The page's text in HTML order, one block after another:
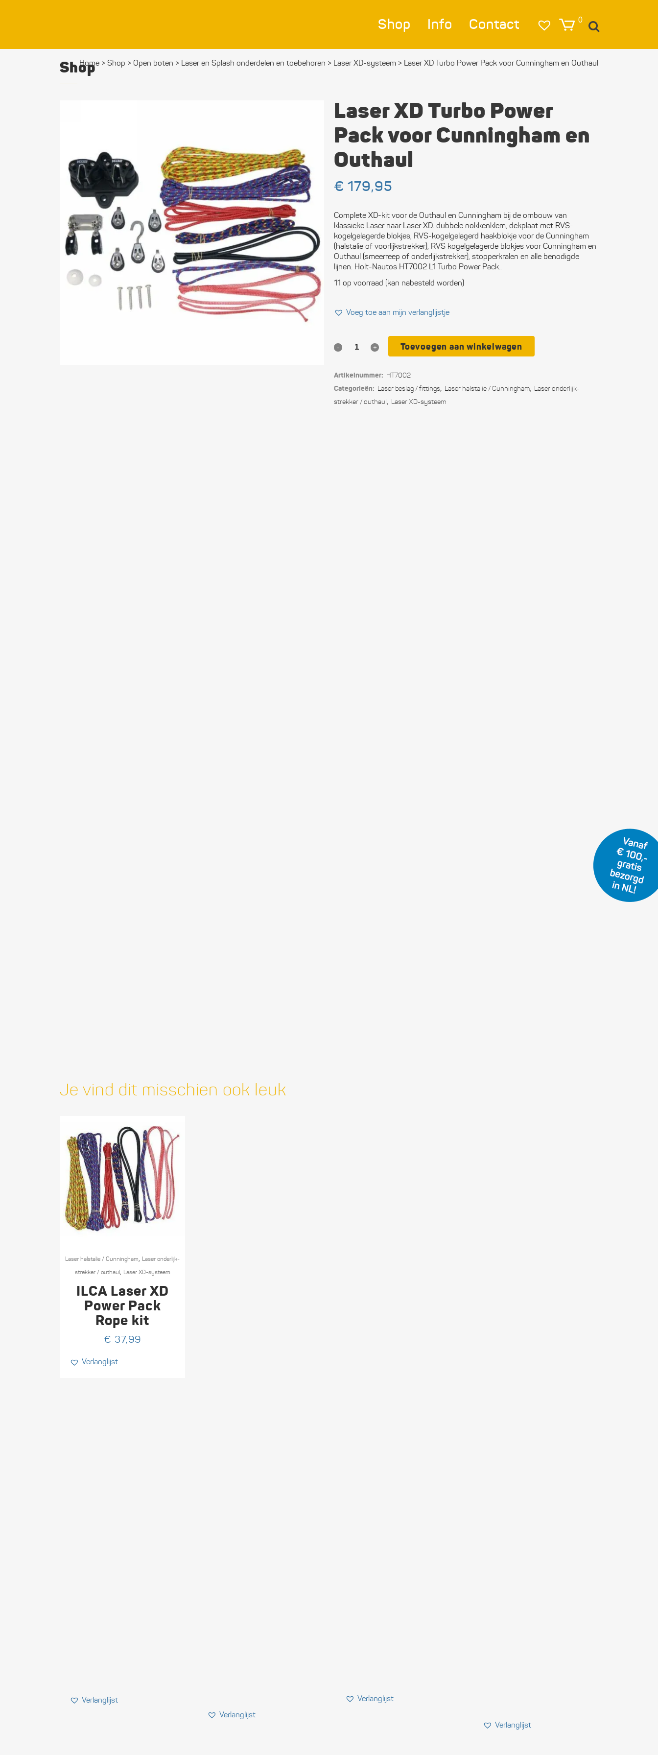
0
Shop
Verlichting
Afmeren & Ankeren
Elektra en
Electronica
Open boten
Communicatie
Persoonlijke
uitrusting
Touwwerk
Info Contact
Shop
Home > Shop > Open boten > Laser en Splash onderdelen en toebehoren > Laser XD-systeem > Laser XD Turbo Power Pack voor Cunningham en Outhaul
Laser XD Turbo Power
Pack voor Cunningham en
Outhaul
€ 179,95
Complete XD-kit voor de Outhaul en Cunningham bij de ombouw van
klassieke Laser naar Laser XD: dubbele nokkenklem, dekplaat met RVS-
kogelgelagerde blokjes, RVS-kogelgelagerd haakblokje voor de Cunningham
(halstalie of voorlijkstrekker), RVS kogelgelagerde blokjes voor Cunningham en
Outhaul (smeerreep of onderlijkstrekker), stopperkralen en alle benodigde
lijnen. Holt-Nautos HT7002 L1 Turbo Power Pack..
11 op voorraad (kan nabesteld worden)
Voeg toe aan mijn verlanglijstje
Laser
Power
Toevoegen aan winkelwagen
Artikelnummer: HT7002
Categorieën: Laser beslag / fittings, Laser halstalie / Cunningham, Laser onderlijk­
strekker / outhaul, Laser XD-systeem
Je vind dit misschien ook leuk
Laser halstalie / Cunningham, Laser onderlijk­
strekker / outhaul, Laser XD-systeem
ILCA Laser XD
Power Pack
Rope kit
€ 37,99
Verlanglijst